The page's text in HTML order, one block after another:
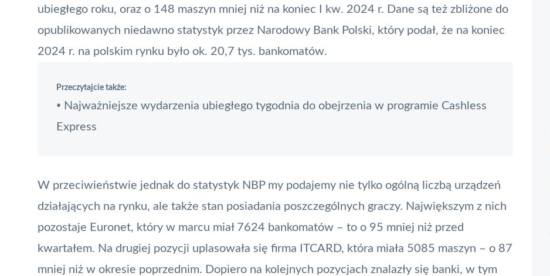
ubiegłego roku, oraz o 148 maszyn mniej niż na koniec I kw. 2024 r. Dane są też zbliżone do
opublikowanych niedawno statystyk przez Narodowy Bank Polski, który podał, że na koniec
2024 r. na polskim rynku było ok. 20,7 tys. bankomatów.
Przeczytajcie także:
•
Najważniejsze wydarzenia ubiegłego tygodnia do obejrzenia w programie Cashless
Express
W przeciwieństwie jednak do statystyk NBPmy podajemy nie tylko ogólną liczbą urządzeń
działających na rynku, ale także stan posiadania poszczególnych graczy. Największym z nich
pozostaje Euronet, który w marcu miał 7624 bankomatów – to o 95 mniej niż przed
kwartałem. Na drugiej pozycji uplasowała się firma ITCARD, która miała 5085 maszyn – o 87
mniej niż w okresie poprzednim. Dopiero na kolejnych pozycjach znalazły się banki, w tym